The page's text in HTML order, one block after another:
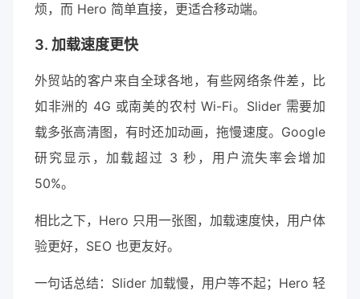
烦，而 Hero 简单直接，更适合移动端。
3. 加载速度更快
外贸站的客户来自全球各地，有些网络条件差，比
如非洲的 4G 或南美的农村 Wi-Fi。Slider 需要加
载多张高清图，有时还加动画，拖慢速度。Google
研究显示，加载超过 3 秒，用户流失率会增加
50%。
相比之下，Hero 只用一张图，加载速度快，用户体
验更好，SEO 也更友好。
一句话总结：Slider 加载慢，用户等不起；Hero 轻